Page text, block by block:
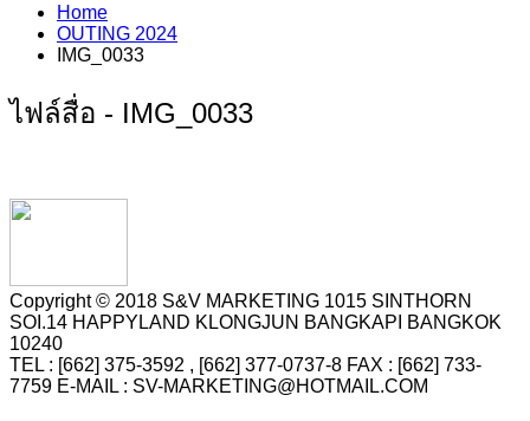
Home
OUTING 2024
IMG_0033
ไฟล์สื่อ - IMG_0033
Copyright © 2018 S&V MARKETING 1015 SINTHORN
SOI.14 HAPPYLAND KLONGJUN BANGKAPI BANGKOK
10240
TEL : [662] 375-3592 , [662] 377-0737-8 FAX : [662] 733-
7759 E-MAIL : SV-MARKETING@HOTMAIL.COM